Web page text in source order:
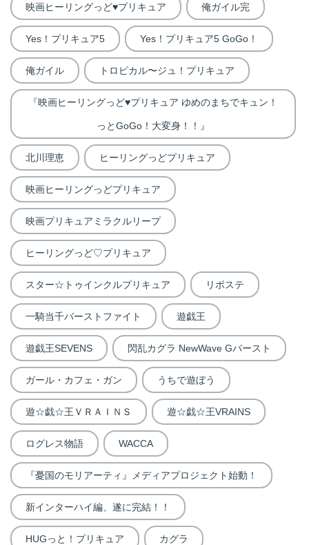
映画ヒーリングっど♥プリキュア 俺ガイル完
Yes！プリキュア5 Yes！プリキュア5 GoGo！
俺ガイル トロピカル〜ジュ！プリキュア
『映画ヒーリングっど♥プリキュア ゆめのまちでキュン！
っとGoGo！大変身！！』
北川理恵 ヒーリングっどプリキュア
映画ヒーリングっどプリキュア
映画プリキュアミラクルリープ
ヒーリングっど♡プリキュア
スター☆トゥインクルプリキュア リボステ
一騎当千バーストファイト 遊戯王
遊戯王SEVENS 閃乱カグラ NewWave Gバースト
ガール・カフェ・ガン うちで遊ぼう
遊☆戯☆王ＶＲＡＩＮＳ 遊☆戯☆王VRAINS
ログレス物語 WACCA
『憂国のモリアーティ』メディアプロジェクト始動！
新インターハイ編、遂に完結！！
HUGっと！プリキュア カグラ